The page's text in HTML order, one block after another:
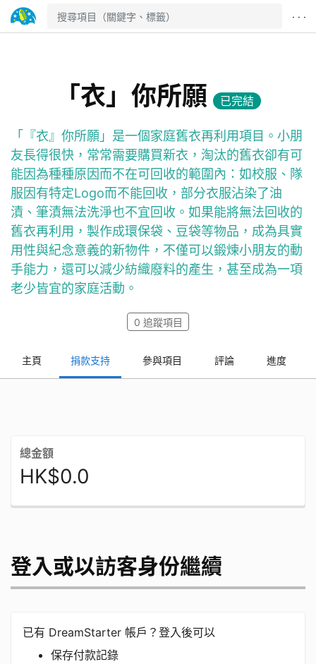
· · ·
「衣」你所願 已完結
「『衣』你所願」是一個家庭舊衣再利用項目。小朋
友長得很快，常常需要購買新衣，淘汰的舊衣卻有可
能因為種種原因而不在可回收的範圍內：如校服、隊
服因有特定Logo而不能回收，部分衣服沾染了油
漬、筆漬無法洗淨也不宜回收。如果能將無法回收的
舊衣再利用，製作成環保袋、豆袋等物品，成為具實
用性與紀念意義的新物件，不僅可以鍛煉小朋友的動
手能力，還可以減少紡織廢料的產生，甚至成為一項
老少皆宜的家庭活動。
0 追蹤項目
主頁 捐款支持 參與項目 評論 進度
總金額
HK$0.0
登入或以訪客身份繼續
已有 DreamStarter 帳戶？登入後可以
保存付款記錄